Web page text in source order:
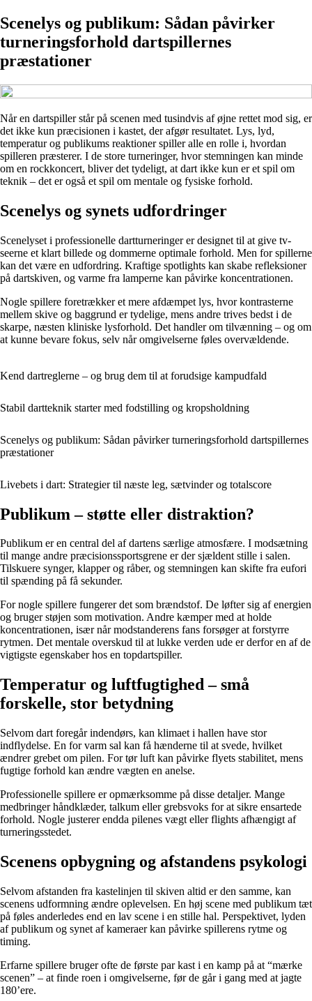
Scenelys og publikum: Sådan påvirker
turneringsforhold dartspillernes
præstationer
Når en dartspiller står på scenen med tusindvis af øjne rettet mod sig, er
det ikke kun præcisionen i kastet, der afgør resultatet. Lys, lyd,
temperatur og publikums reaktioner spiller alle en rolle i, hvordan
spilleren præsterer. I de store turneringer, hvor stemningen kan minde
om en rockkoncert, bliver det tydeligt, at dart ikke kun er et spil om
teknik – det er også et spil om mentale og fysiske forhold.
Scenelys og synets udfordringer
Scenelyset i professionelle dartturneringer er designet til at give tv-
seerne et klart billede og dommerne optimale forhold. Men for spillerne
kan det være en udfordring. Kraftige spotlights kan skabe refleksioner
på dartskiven, og varme fra lamperne kan påvirke koncentrationen.
Nogle spillere foretrækker et mere afdæmpet lys, hvor kontrasterne
mellem skive og baggrund er tydelige, mens andre trives bedst i de
skarpe, næsten kliniske lysforhold. Det handler om tilvænning – og om
at kunne bevare fokus, selv når omgivelserne føles overvældende.
Kend dartreglerne – og brug dem til at forudsige kampudfald
Stabil dartteknik starter med fodstilling og kropsholdning
Scenelys og publikum: Sådan påvirker turneringsforhold dartspillernes
præstationer
Livebets i dart: Strategier til næste leg, sætvinder og totalscore
Publikum – støtte eller distraktion?
Publikum er en central del af dartens særlige atmosfære. I modsætning
til mange andre præcisionssportsgrene er der sjældent stille i salen.
Tilskuere synger, klapper og råber, og stemningen kan skifte fra eufori
til spænding på få sekunder.
For nogle spillere fungerer det som brændstof. De løfter sig af energien
og bruger støjen som motivation. Andre kæmper med at holde
koncentrationen, især når modstanderens fans forsøger at forstyrre
rytmen. Det mentale overskud til at lukke verden ude er derfor en af de
vigtigste egenskaber hos en topdartspiller.
Temperatur og luftfugtighed – små
forskelle, stor betydning
Selvom dart foregår indendørs, kan klimaet i hallen have stor
indflydelse. En for varm sal kan få hænderne til at svede, hvilket
ændrer grebet om pilen. For tør luft kan påvirke flyets stabilitet, mens
fugtige forhold kan ændre vægten en anelse.
Professionelle spillere er opmærksomme på disse detaljer. Mange
medbringer håndklæder, talkum eller grebsvoks for at sikre ensartede
forhold. Nogle justerer endda pilenes vægt eller flights afhængigt af
turneringsstedet.
Scenens opbygning og afstandens psykologi
Selvom afstanden fra kastelinjen til skiven altid er den samme, kan
scenens udformning ændre oplevelsen. En høj scene med publikum tæt
på føles anderledes end en lav scene i en stille hal. Perspektivet, lyden
af publikum og synet af kameraer kan påvirke spillerens rytme og
timing.
Erfarne spillere bruger ofte de første par kast i en kamp på at “mærke
scenen” – at finde roen i omgivelserne, før de går i gang med at jagte
180’ere.